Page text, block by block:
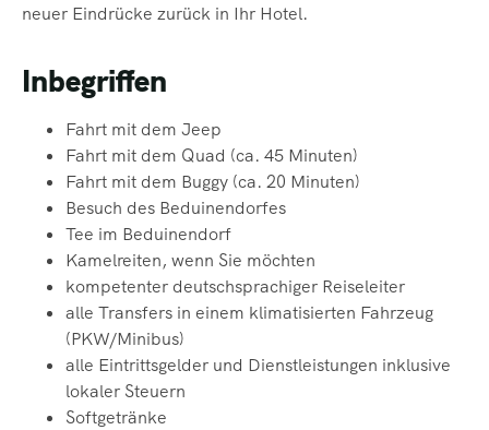
neuer Eindrücke zurück in Ihr Hotel.
Inbegriffen
Fahrt mit dem Jeep
Fahrt mit dem Quad (ca. 45 Minuten)
Fahrt mit dem Buggy (ca. 20 Minuten)
Besuch des Beduinendorfes
Tee im Beduinendorf
Kamelreiten, wenn Sie möchten
kompetenter deutschsprachiger Reiseleiter
alle Transfers in einem klimatisierten Fahrzeug
(PKW/Minibus)
alle Eintrittsgelder und Dienstleistungen inklusive
lokaler Steuern
Softgetränke